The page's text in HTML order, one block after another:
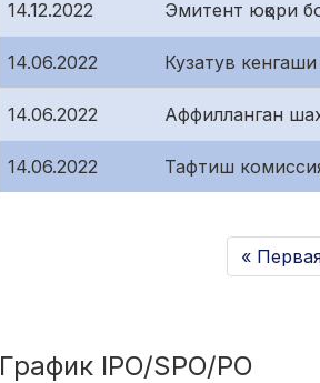
14.12.2022 Эмитент юқори
14.06.2022 Кузатув
14.06.2022 Аффилланган
14.06.2022 Тафтиш
«
График IPO/SPO/PO